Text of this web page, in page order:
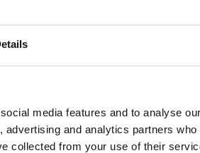
media features and to analyse
and analytics partners
collected from your use of their